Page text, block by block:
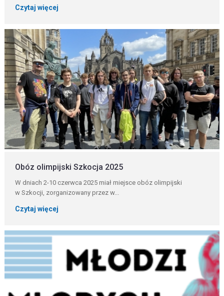
Czytaj więcej
Obóz olimpijski Szkocja 2025
W dniach 2-10 czerwca 2025 miał miejsce obóz olimpijski
w Szkocji, zorganizowany przez w...
Czytaj więcej